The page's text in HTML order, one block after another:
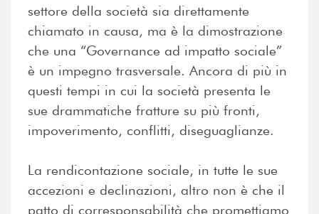
settore della società sia direttamente
chiamato in causa, ma è la dimostrazione
che una “Governance ad impatto sociale”
è un impegno trasversale. Ancora di più in
questi tempi in cui la società presenta le
sue drammatiche fratture su più fronti,
impoverimento, conflitti, diseguaglianze.
La rendicontazione sociale, in tutte le sue
accezioni e declinazioni, altro non è che il
patto di corresponsabilità che promettiamo